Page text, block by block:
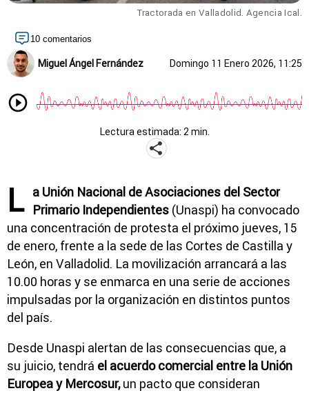
Tractorada en Valladolid. Agencia Ical.
10 comentarios
Miguel Ángel Fernández Domingo 11 Enero 2026, 11:25
Lectura estimada: 2 min.
L a Unión Nacional de Asociaciones del Sector
Primario Independientes (Unaspi) ha convocado
una concentración de protesta el próximo jueves, 15
de enero, frente a la sede de las Cortes de Castilla y
León, en Valladolid. La movilización arrancará a las
10.00 horas y se enmarca en una serie de acciones
impulsadas por la organización en distintos puntos
del país.
Desde Unaspi alertan de las consecuencias que, a
su juicio, tendrá el acuerdo comercial entre la Unión
Europea y Mercosur,un pacto que consideran